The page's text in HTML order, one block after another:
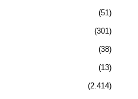
51
301
38
13
2.414